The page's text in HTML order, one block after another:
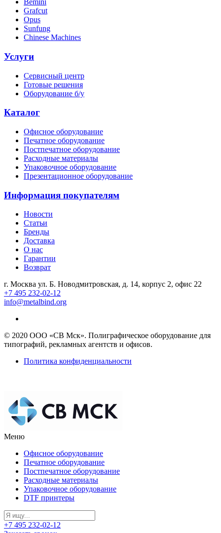
Bemini
Grafcut
Opus
Sunfung
Chinese Machines
Услуги
Сервисный центр
Готовые решения
Оборудование б/у
Каталог
Офисное оборудование
Печатное оборудование
Постпечатное оборудование
Расходные материалы
Упаковочное оборудование
Презентационное оборудование
Информация покупателям
Новости
Статьи
Бренды
Доставка
О нас
Гарантии
Возврат
г. Москва ул. Б. Новодмитровская, д. 14, корпус 2, офис 22
+7 495 232-02-12
info@metalbind.org
© 2020 ООО «СВ Мск». Полиграфическое оборудование для
типографий, рекламных агентств и офисов.
Политика конфиденциальности
Меню
Офисное оборудование
Печатное оборудование
Постпечатное оборудование
Расходные материалы
Упаковочное оборудование
DTF принтеры
+7 495 232-02-12